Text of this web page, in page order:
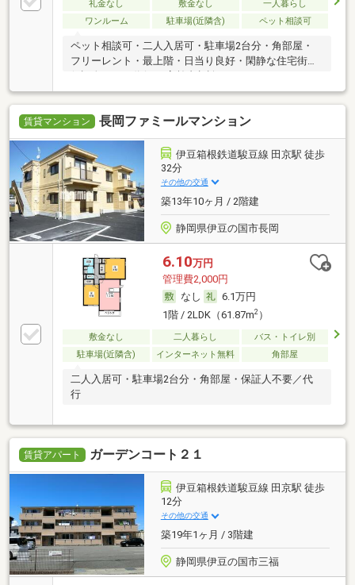
礼金なし 敷金なし
一人暮らし
ワンルーム
駐車場(近隣含) ペット相談可
ペット相談可・二人入居可・駐車場2台分・角部屋・
フリーレント・最上階・日当り良好・閑静な住宅街・
賃貸マンション 長岡ファミールマンション
伊豆箱根鉄道駿豆線 田京駅 徒歩
32分
その他の交通
築13年10ヶ月 / 2階建
静岡県伊豆の国市長岡
6.10万円
管理費2,000円
なし
6.1万円
1階 / 2LDK（61.87m2）
敷金なし 二人暮らし
バス・トイレ別
駐車場(近隣含)
インターネット無料 角部屋
二人入居可・駐車場2台分・角部屋・保証人不要／代
行
賃貸アパート ガーデンコート２１
伊豆箱根鉄道駿豆線 田京駅 徒歩
12分
その他の交通
築19年1ヶ月 / 3階建
静岡県伊豆の国市三福